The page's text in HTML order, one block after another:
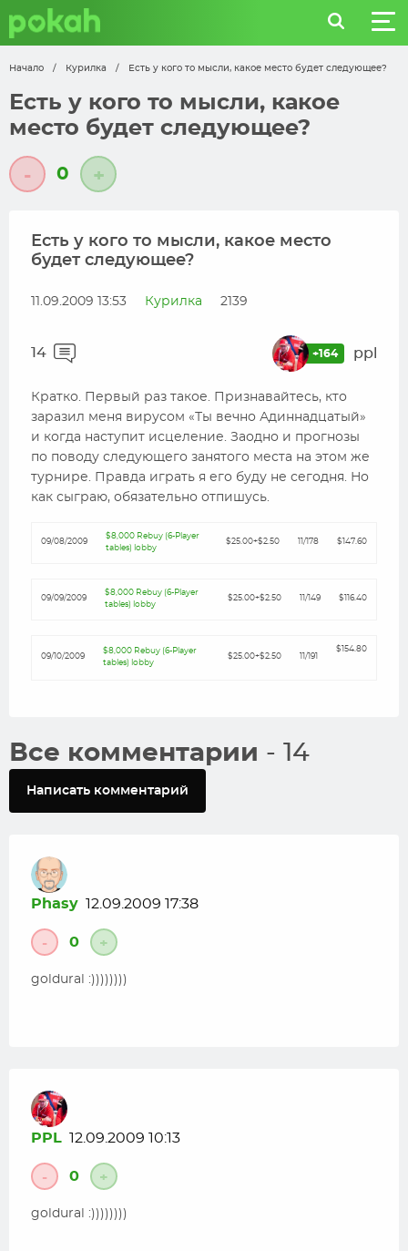
Начало / Курилка / Есть у кого то мысли, какое место будет следующее?
Есть у кого то мысли, какое
место будет следующее?
- 0 +
Есть у кого то мысли, какое место
будет следующее?
11.09.2009 13:53 Курилка 2139
14 +164 ppl
Кратко. Первый раз такое. Признавайтесь, кто
заразил меня вирусом «Ты вечно Адиннадцатый»
и когда наступит исцеление. Заодно и прогнозы
по поводу следующего занятого места на этом же
турнире. Правда играть я его буду не сегодня. Но
как сыграю, обязательно отпишусь.
09/08/2009
$8,000 Rebuy (6-Player
tables) lobby
$25.00+$2.50 11/178 $147.60
09/09/2009
$8,000 Rebuy (6-Player
tables) lobby
$25.00+$2.50 11/149 $116.40
09/10/2009
$8,000 Rebuy (6-Player
tables) lobby
$25.00+$2.50 11/191
$154.80
Все комментарии - 14
Написать комментарий
Phasy 12.09.2009 17:38
- 0 +
goldural :))))))))
PPL 12.09.2009 10:13
- 0 +
goldural :))))))))